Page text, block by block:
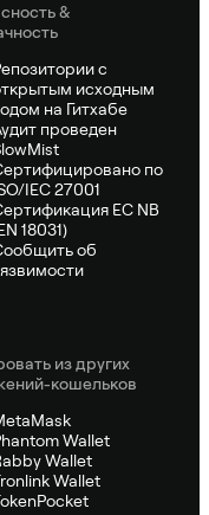
&
с
исходным
на Гитхабе
проведен
по
IEC 27001
ЕС NB
18031)
об
из других
кошельков
Wallet
Wallet
Wallet